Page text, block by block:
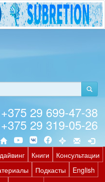
+375 29 699-47-38
+375 29 319-05-26
Книги
Консультации
Подкасты
English